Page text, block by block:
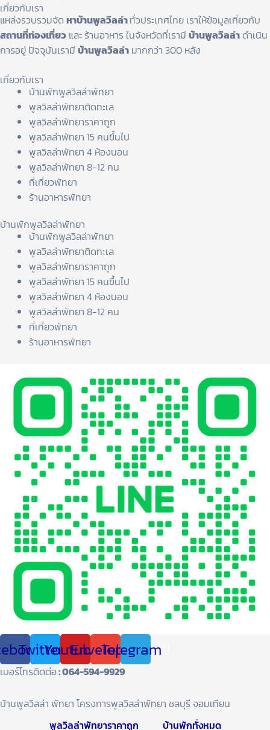
เกี่ยวกับเรา
แหล่งรวบรวมจัด หาบ้านพูลวิลล่าทั่วประเทศไทย เราให้ข้อมูลเกี่ยวกับ
สถานที่ท่องเที่ยว และ ร้านอาหาร ในจังหวัดที่เรามี บ้านพูลวิลล่าดำเนิน
การอยู่ ปัจจุบันเรามี บ้านพูลวิลล่า มากกว่า 300 หลัง
เกี่ยวกับเรา
บ้านพักพูลวิลล่าพัทยา
พูลวิลล่าพัทยาติดทะเล
พูลวิลล่าพัทยาราคาถูก
พูลวิลล่าพัทยา 15 คนขึ้นไป
พูลวิลล่าพัทยา 4 ห้องนอน
พูลวิลล่าพัทยา 8-12 คน
ที่เที่ยวพัทยา
ร้านอาหารพัทยา
บ้านพักพูลวิลล่าพัทยา
บ้านพักพูลวิลล่าพัทยา
พูลวิลล่าพัทยาติดทะเล
พูลวิลล่าพัทยาราคาถูก
พูลวิลล่าพัทยา 15 คนขึ้นไป
พูลวิลล่าพัทยา 4 ห้องนอน
พูลวิลล่าพัทยา 8-12 คน
ที่เที่ยวพัทยา
ร้านอาหารพัทยา
TwitterYoutubeEnvelopeTelegram
เบอร์โทรติดต่อ: 064-594-9929
บ้านพูลวิลล่า พัทยา โครงการพูลวิลล่าพัทยา ชลบุรี จอมเทียน
พูลวิลล่าพัทยาราคาถูก
บ้านพักทั่งหมด